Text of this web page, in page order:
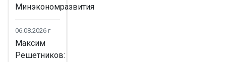
Минэкономразвития
06.08.2026 г
Максим
Решетников: